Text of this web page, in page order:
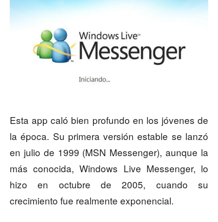
Esta app caló bien profundo en los jóvenes de
la época. Su primera versión estable se lanzó
en julio de 1999 (MSN Messenger), aunque la
más conocida, Windows Live Messenger, lo
hizo en octubre de 2005, cuando su
crecimiento fue realmente exponencial.